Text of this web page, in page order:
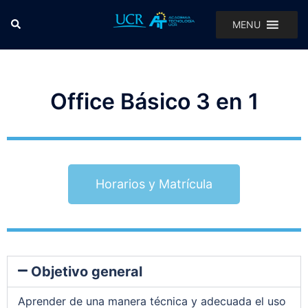
MENU
Office Básico 3 en 1
Horarios y Matrícula
Objetivo general
Aprender de una manera técnica y adecuada el uso